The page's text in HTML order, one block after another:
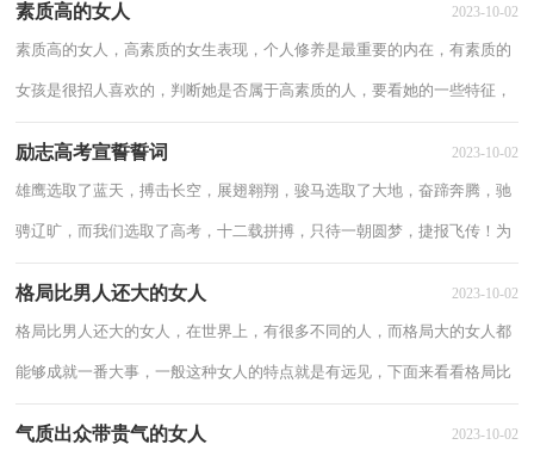
素质高的女人 2023-10-02
素质高的女人，高素质的女生表现，个人修养是最重要的内在，有素质的
女孩是很招人喜欢的，判断她是否属于高素质的人，要看她的一些特征，
励志高考宣誓誓词 2023-10-02
雄鹰选取了蓝天，搏击长空，展翅翱翔，骏马选取了大地，奋蹄奔腾，驰
骋辽旷，而我们选取了高考，十二载拼搏，只待一朝圆梦，捷报飞传！为
格局比男人还大的女人 2023-10-02
格局比男人还大的女人，在世界上，有很多不同的人，而格局大的女人都
能够成就一番大事，一般这种女人的特点就是有远见，下面来看看格局比
气质出众带贵气的女人 2023-10-02